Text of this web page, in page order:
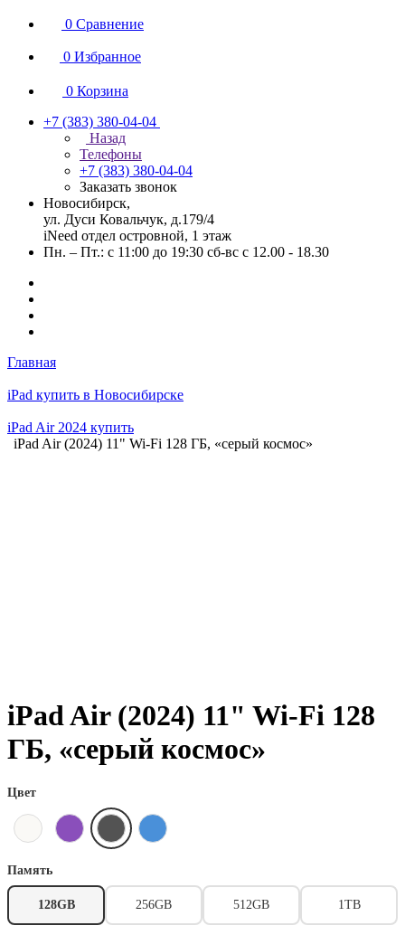
0 Сравнение
0 Избранное
0 Корзина
+7 (383) 380-04-04
Назад
Телефоны
+7 (383) 380-04-04
Заказать звонок
Новосибирск,
ул. Дуси Ковальчук, д.179/4
iNeed отдел островной, 1 этаж
Пн. – Пт.: с 11:00 до 19:30 сб-вс с 12.00 - 18.30
Главная
iPad купить в Новосибирске
iPad Air 2024 купить
iPad Air (2024) 11" Wi-Fi 128 ГБ, «серый космос»
iPad Air (2024) 11" Wi-Fi 128
ГБ, «серый космос»
Цвет
Память
128GB 256GB 512GB 1TB